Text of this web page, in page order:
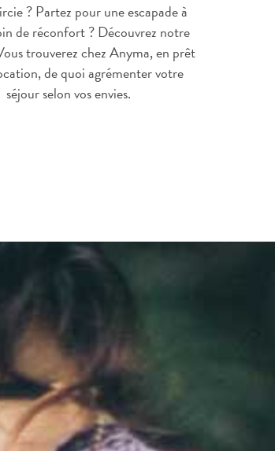
? Partez pour une escapade à
de réconfort ? Découvrez notre
trouverez chez Anyma, en prêt
de quoi agrémenter votre
séjour selon vos envies.